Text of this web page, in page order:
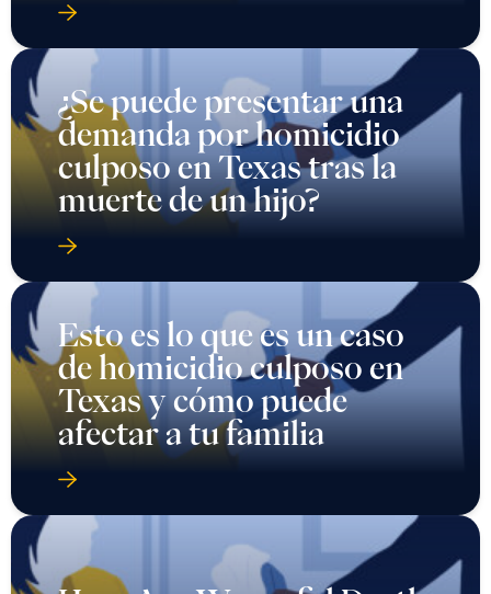
¿Se puede presentar una
demanda por homicidio
culposo en Texas tras la
muerte de un hijo?
Esto es lo que es un caso
de homicidio culposo en
Texas y cómo puede
afectar a tu familia